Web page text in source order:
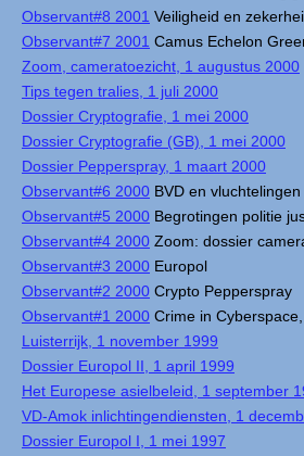
Observant#8 2001 Veiligheid en
Observant#7 2001 Camus Echelon
Zoom, cameratoezicht, 1 augustus 2000
Tips tegen tralies, 1 juli 2000
Dossier Cryptografie, 1 mei 2000
Dossier Cryptografie (GB), 1 mei 2000
Dossier Pepperspray, 1 maart 2000
Observant#6 2000 BVD en vluchtelingen
Observant#5 2000 Begrotingen politie
Observant#4 2000 Zoom: dossier
Observant#3 2000 Europol
Observant#2 2000 Crypto Pepperspray
Observant#1 2000 Crime in
Luisterrijk, 1 november 1999
Dossier Europol II, 1 april 1999
Het Europese asielbeleid, 1 september
VD-Amok inlichtingendiensten, 1
Dossier Europol I, 1 mei 1997